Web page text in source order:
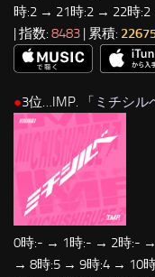
時:2 → 21時:2 → 22時
| 指数: 8483 | 累積:
●3位…IMP. 「 ミチシル
0時:- → 1時:- → 2時:-
→ 8時:5 → 9時:4 → 10